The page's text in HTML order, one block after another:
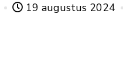
19 augustus 2024